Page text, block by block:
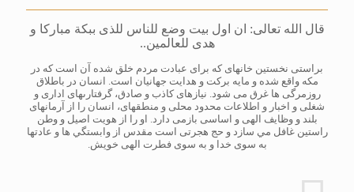
قال الله تعالى: ان اول بیت وضع للناس للذى ببكة مباركا و
هدى للعالمین..
براستى نخستین خانه‏اى كه براى عبادت مردم خلق شده آن است كه در
مكه واقع شده و مایه بركت و هدایت جهانیان است. انسان در باطلاق
روزمرگی ها غرق می ‏شود. نیازهاى كاذب و صادق، گرفتارى‏هاى ادارى و
شغلى و اخبار و اطلاعات محدود محلى و منطقه‏اى، انسان را از آرمان‏هاى
بلند و وظایف الهى و اساسى بازمى‏ دارد. او را از هویت اصیل و وطن
راستین غافل مي ‏سازد و حج هجرتى است مقدس از وابستگي ‏ها و عادت‏ها
به سوى خدا و به سوى فطرت الهى خویش.